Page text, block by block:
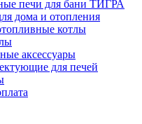
печи для бани ТИГРА
дома и отопления
котлы
аксессуары
для печей